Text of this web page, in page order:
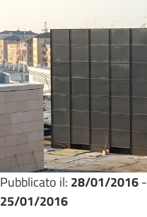
Pubblicato il: 28/01/2016
25/01/2016